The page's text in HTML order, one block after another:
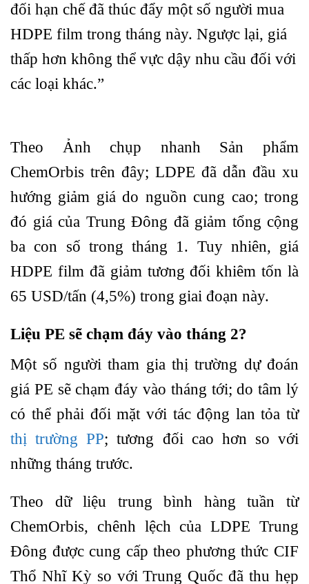
đối hạn chế đã thúc đẩy một số người mua
HDPE film trong tháng này. Ngược lại, giá
thấp hơn không thể vực dậy nhu cầu đối với
các loại khác.”
Theo Ảnh chụp nhanh Sản phẩm
ChemOrbis trên đây; LDPE đã dẫn đầu xu
hướng giảm giá do nguồn cung cao; trong
đó giá của Trung Đông đã giảm tổng cộng
ba con số trong tháng 1. Tuy nhiên, giá
HDPE film đã giảm tương đối khiêm tốn là
65 USD/tấn (4,5%) trong giai đoạn này.
Liệu PE sẽ chạm đáy vào tháng 2?
Một số người tham gia thị trường dự đoán
giá PE sẽ chạm đáy vào tháng tới; do tâm lý
có thể phải đối mặt với tác động lan tỏa từ
thị trường PP; tương đối cao hơn so với
những tháng trước.
Theo dữ liệu trung bình hàng tuần từ
ChemOrbis, chênh lệch của LDPE Trung
Đông được cung cấp theo phương thức CIF
Thổ Nhĩ Kỳ so với Trung Quốc đã thu hẹp